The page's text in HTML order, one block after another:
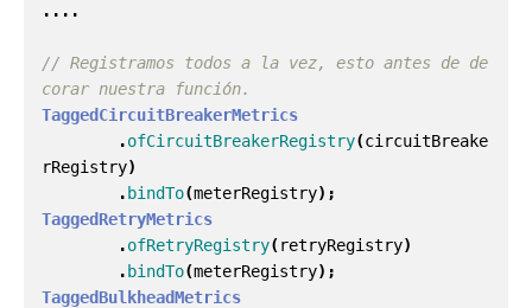
....
// Registramos todos a la vez, esto antes de de
corar nuestra función.
TaggedCircuitBreakerMetrics
.ofCircuitBreakerRegistry(circuitBreake
rRegistry)
. bindTo(meterRegistry);
TaggedRetryMetrics
.ofRetryRegistry( retryRegistry)
. bindTo(meterRegistry);
TaggedBulkheadMetrics